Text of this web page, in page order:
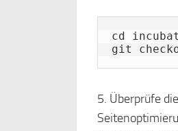
cd
git
5. Überprüfe